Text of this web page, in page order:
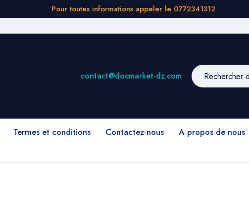
Pour toutes informations appeler le 0772341312
contact@docmarket-dz.com
Termes et conditions Contactez-nous
A propos de nous